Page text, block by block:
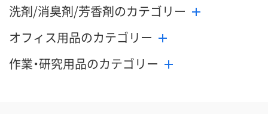
洗剤/消臭剤/芳香剤のカテゴリー
オフィス用品のカテゴリー
作業・研究用品のカテゴリー